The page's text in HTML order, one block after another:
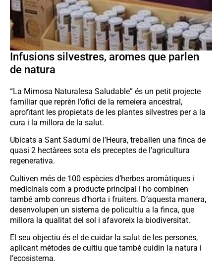
Infusions silvestres, aromes que parlen
de natura
“La Mimosa Naturalesa Saludable” és un petit projecte
familiar que reprèn l’ofici de la remeiera ancestral,
aprofitant les propietats de les plantes silvestres per a la
cura i la millora de la salut.
Ubicats a Sant Sadurní de l’Heura, treballen una finca de
quasi 2 hectàrees sota els preceptes de l’agricultura
regenerativa.
Cultiven més de 100 espècies d’herbes aromàtiques i
medicinals com a producte principal i ho combinen
també amb conreus d’horta i fruiters. D’aquesta manera,
desenvolupen un sistema de policultiu a la finca, que
millora la qualitat del sol i afavoreix la biodiversitat.
El seu objectiu és el de cuidar la salut de les persones,
aplicant mètodes de cultiu que també cuidin la natura i
l’ecosistema.